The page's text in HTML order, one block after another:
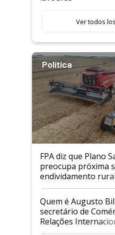
Ver todos
Política
FPA diz que Plano
preocupa próxima
endividamento rural
Quem é Augusto
secretário de
Relações
Mapa